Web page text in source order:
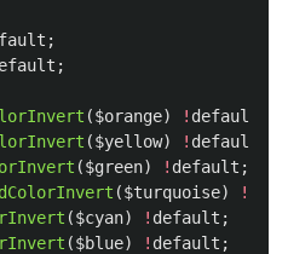
;
;
($orange) ! default
($yellow) ! default
($green) ! default ;
($turquoise) !
($cyan) ! default ;
($blue) ! default ;